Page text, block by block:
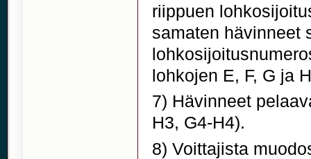
riippuen
samaten hävinneet
lohkojen E, F, G ja
7) Hävinneet
H3, G4-H4).
8) Voittajista